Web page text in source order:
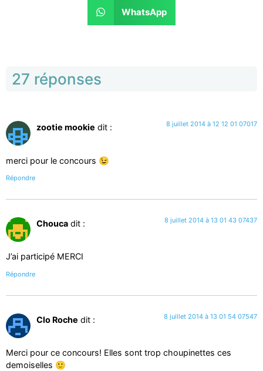
WhatsApp
27 réponses
zootie mookie dit : 8 juillet 2014 à 12 12 01 07017
merci pour le concours 😉
Répondre
Chouca dit : 8 juillet 2014 à 13 01 43 07437
J’ai participé MERCI
Répondre
Clo Roche dit : 8 juillet 2014 à 13 01 54 07547
Merci pour ce concours! Elles sont trop choupinettes ces
demoiselles 🙂